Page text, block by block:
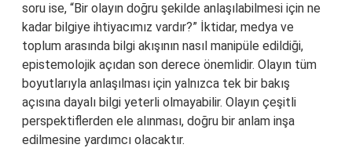
soru ise, “Bir olayın doğru şekilde anlaşılabilmesi için ne
kadar bilgiye ihtiyacımız vardır?” İktidar, medya ve
toplum arasında bilgi akışının nasıl manipüle edildiği,
epistemolojik açıdan son derece önemlidir. Olayın tüm
boyutlarıyla anlaşılması için yalnızca tek bir bakış
açısına dayalı bilgi yeterli olmayabilir. Olayın çeşitli
perspektiflerden ele alınması, doğru bir anlam inşa
edilmesine yardımcı olacaktır.